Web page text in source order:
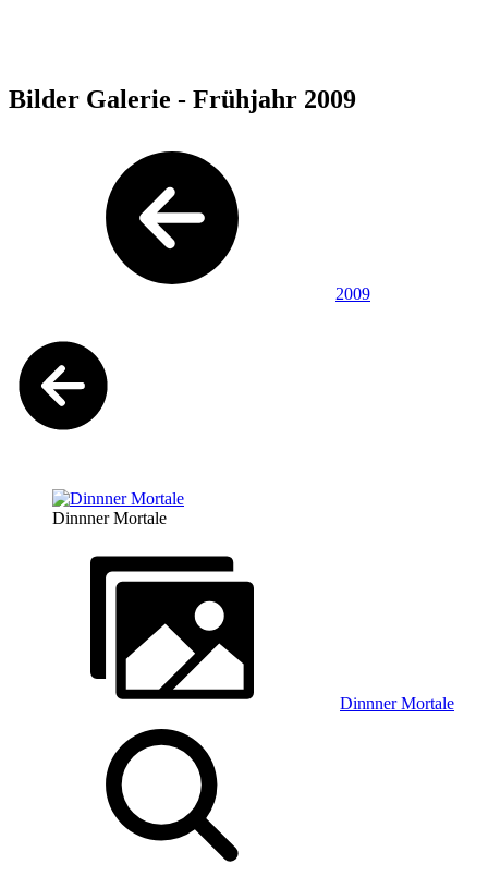
Bilder Galerie - Frühjahr 2009
2009
Dinnner Mortale
Dinnner Mortale